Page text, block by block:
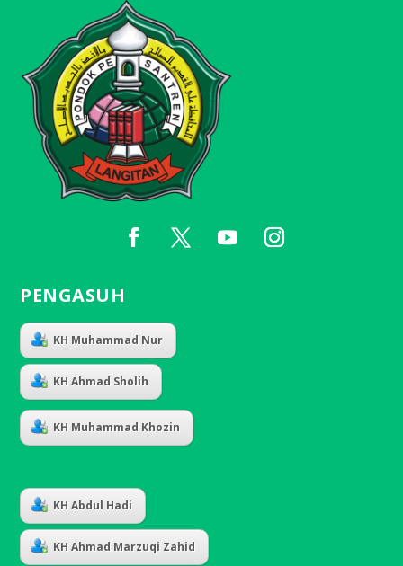
PENGASUH
KH Muhammad Nur
KH Ahmad Sholih
KH Muhammad Khozin
KH Abdul Hadi
KH Ahmad Marzuqi Zahid